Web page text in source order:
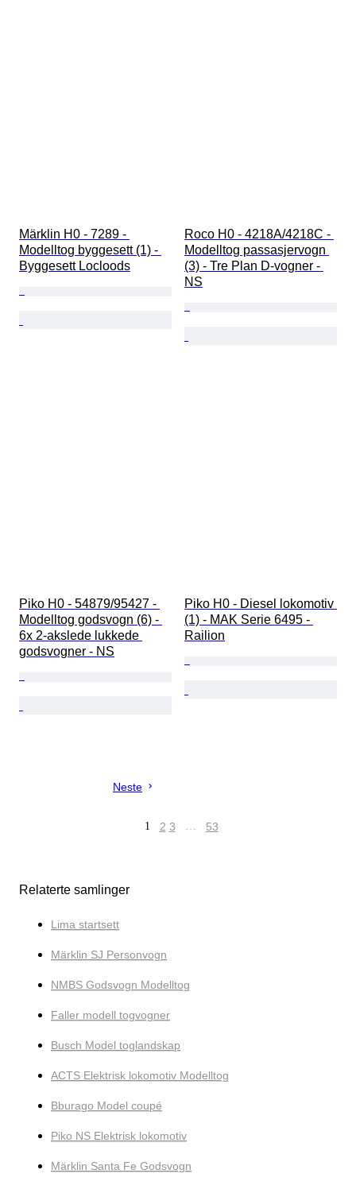
Märklin H0 - 7289 -
Modelltog byggesett (1) -
Byggesett Locloods
Roco H0 - 4218A/4218C -
Modelltog passasjervogn
(3) - Tre Plan D-vogner -
NS
Piko H0 - 54879/95427 -
Modelltog godsvogn (6) -
6x 2-akslede lukkede
godsvogner - NS
Piko H0 - Diesel lokomotiv
(1) - MAK Serie 6495 -
Railion
Neste
1 2 3 … 53
Relaterte samlinger
Lima startsett
Märklin SJ Personvogn
NMBS Godsvogn Modelltog
Faller modell togvogner
Busch Model toglandskap
ACTS Elektrisk lokomotiv Modelltog
Bburago Model coupé
Piko NS Elektrisk lokomotiv
Märklin Santa Fe Godsvogn